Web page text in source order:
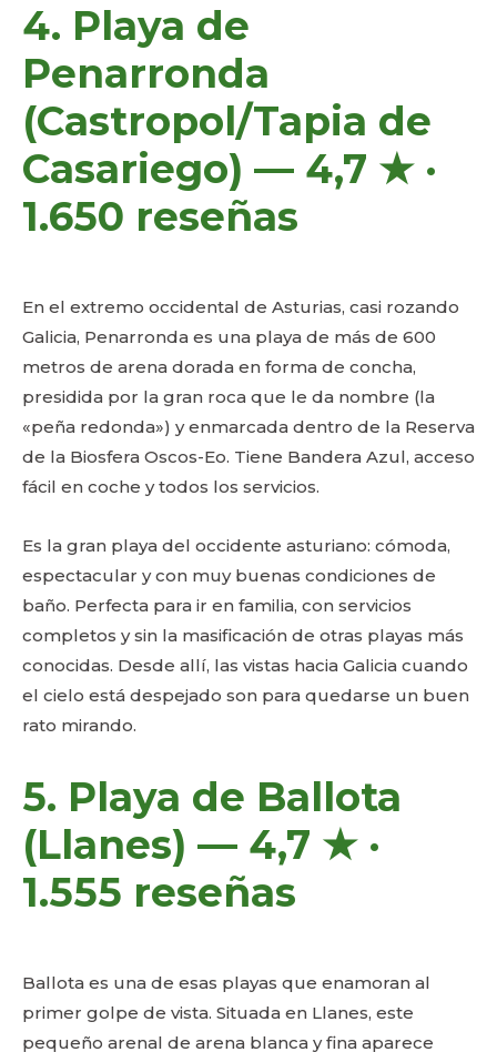
4. Playa de
Penarronda
(Castropol/Tapia de
Casariego) — 4,7 ★ ·
1.650 reseñas
En el extremo occidental de Asturias, casi rozando
Galicia, Penarronda es una playa de más de 600
metros de arena dorada en forma de concha,
presidida por la gran roca que le da nombre (la
«peña redonda») y enmarcada dentro de la Reserva
de la Biosfera Oscos-Eo. Tiene Bandera Azul, acceso
fácil en coche y todos los servicios.
Es la gran playa del occidente asturiano: cómoda,
espectacular y con muy buenas condiciones de
baño. Perfecta para ir en familia, con servicios
completos y sin la masificación de otras playas más
conocidas. Desde allí, las vistas hacia Galicia cuando
el cielo está despejado son para quedarse un buen
rato mirando.
5. Playa de Ballota
(Llanes) — 4,7 ★ ·
1.555 reseñas
Ballota es una de esas playas que enamoran al
primer golpe de vista. Situada en Llanes, este
pequeño arenal de arena blanca y fina aparece